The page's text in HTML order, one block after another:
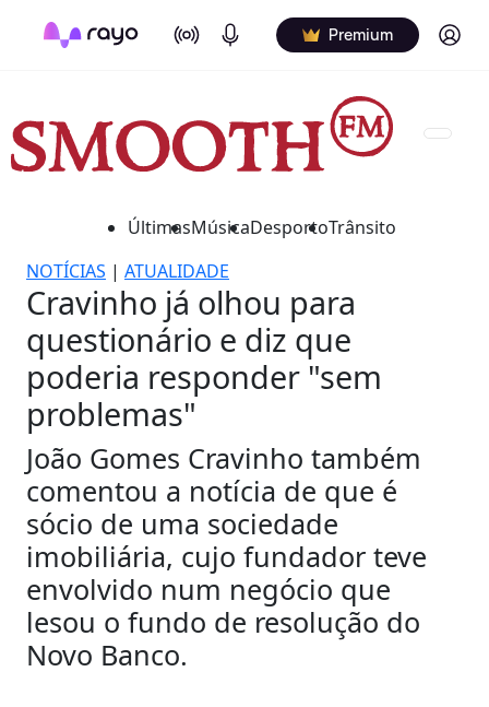
On Air Podcasts Premium Log in
ÚltimasMúsicaDesportoTrânsito
NOTÍCIAS | ATUALIDADE
Cravinho já olhou para
questionário e diz que
poderia responder "sem
problemas"
João Gomes Cravinho também
comentou a notícia de que é
sócio de uma sociedade
imobiliária, cujo fundador teve
envolvido num negócio que
lesou o fundo de resolução do
Novo Banco.